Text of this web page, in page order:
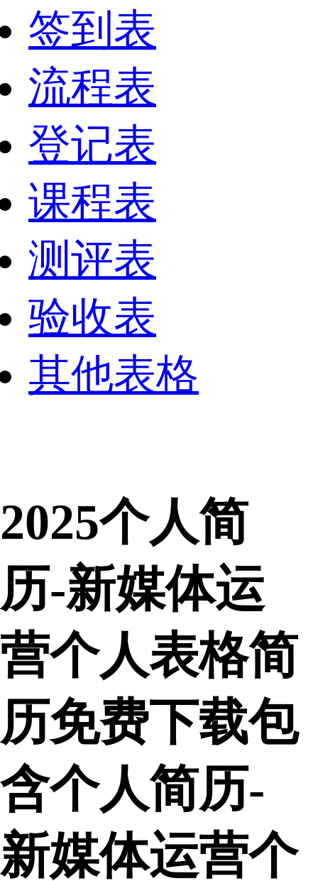
签到表
流程表
登记表
课程表
测评表
验收表
其他表格
2025个人简
历-新媒体运
营个人表格简
历免费下载包
含个人简历-
新媒体运营个